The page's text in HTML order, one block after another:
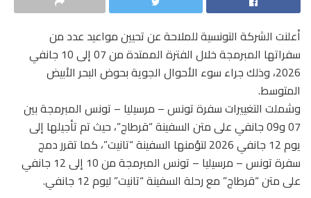
أعلنت الشركة التونسية للملاحة عن تحيين مواعيد عدد من
سفراتها المبرمجة خلال الفترة الممتدة من 07 إلى 10 جانفي
2026، وذلك جراء سوء الأحوال الجوية بحوض البحر الأبيض
المتوسط.
وشملت التغييرات سفرة تونس – مرسيليا – تونس المبرمجة بين
07 و09 جانفي على متن السفينة “قرطاج”، حيث تم تأجيلها إلى
يوم 12 جانفي 2026 لتؤمنها السفينة “تانيت”، كما تقرر دمج
سفرة تونس – مرسيليا – تونس المبرمجة من 10 إلى 12 جانفي
على متن “قرطاج” مع رحلة السفينة “تانيت” ليوم 12 جانفي.